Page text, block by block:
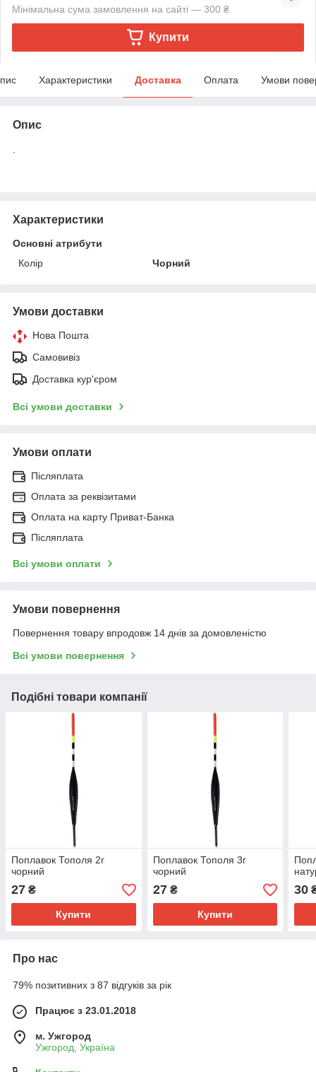
Мінімальна сума замовлення на сайті — 300 ₴
Купити
Характеристики Доставка Оплата Умови
Опис
Характеристики
Основні атрибути
Колір
Чорний
Умови доставки
Нова Пошта
Самовивіз
Доставка кур'єром
Всі умови доставки
Умови оплати
Післяплата
Оплата за реквізитами
Оплата на карту Приват-Банка
Післяплата
Всі умови оплати
Умови повернення
Повернення товару впродовж 14 днів за домовленістю
Всі умови повернення
Подібні товари компанії
Поплавок Тополя 2г
чорний
27 ₴
Купити
Поплавок Тополя 3г
чорний
27₴
Купити
30
Про нас
79% позитивних з 87 відгуків за рік
Працює з 23.01.2018
м. Ужгород
Ужгород, Україна